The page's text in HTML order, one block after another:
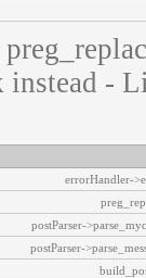
instead -
errorHandler-
postParser-
postParser-